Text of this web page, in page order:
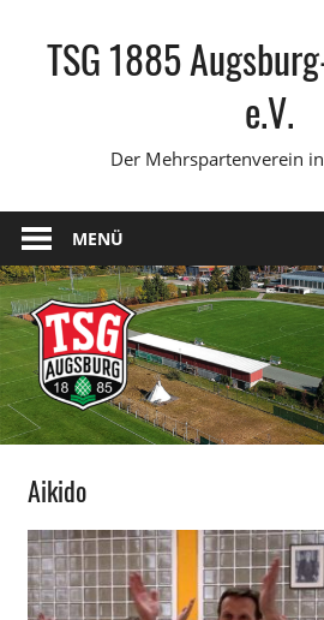
springenTSG 1885
e.V.
Der Mehrspartenverein
MENÜ
Aikido